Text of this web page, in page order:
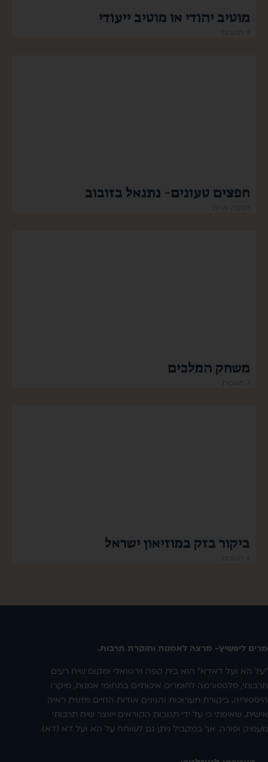
מוטיב יהודי או מוטיב ייעודי
חפצים טעונים- נתנאל בזובוב
משחק המלכים
ביקור בזק במוזיאון ישראל
מרים ליפשיץ- מרצה לאמנות וחוקרת תרבות.
"על הא ועל דאדא" הוא בית קפה וירטואלי ומקום שיח רעים
תרבותי, פלטפורמה לחומרים איכותיים בתחומי אמנות, מיקרו
היסטוריה, ביקורת תערוכות והגיגים אודות החיים מזווית ראיה
אישית. שאיפתי כי על ידי תגובות הקוראים ייווצר שיח תרבותי
מעמיק ופורה. אך במקביל ניתן גם לשוחח על הא ועל דא (דא).